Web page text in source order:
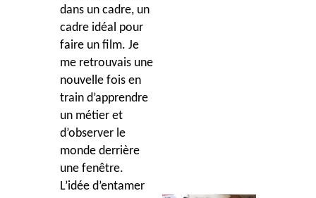
dans un cadre, un
cadre idéal pour
faire un film. Je
me retrouvais une
nouvelle fois en
train d’apprendre
un métier et
d’observer le
monde derrière
une fenêtre.
L’idée d’entamer